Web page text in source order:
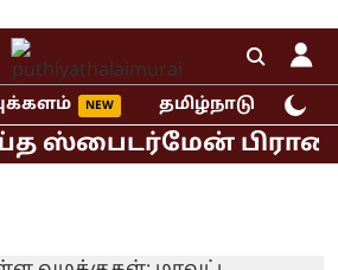
தமிழ்நாடு
பிராண்ட்